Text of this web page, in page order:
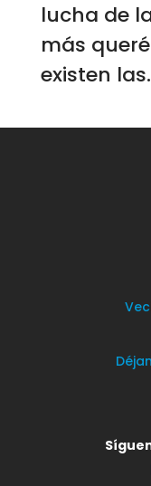
lucha de
más
existen